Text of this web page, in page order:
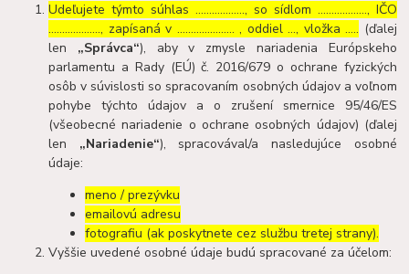
Udeľujete týmto súhlas ……………..., so sídlom ………………, IČO
………………., zapísaná v ………………… , oddiel …, vložka ….. (ďalej
len „Správca“), aby v zmysle nariadenia Európskeho
parlamentu a Rady (EÚ) č. 2016/679 o ochrane fyzických
osôb v súvislosti so spracovaním osobných údajov a voľnom
pohybe týchto údajov a o zrušení smernice 95/46/ES
(všeobecné nariadenie o ochrane osobných údajov) (ďalej
len „Nariadenie“), spracovával/a nasledujúce osobné
údaje:
meno / prezývku
emailovú adresu
fotografiu (ak poskytnete cez službu tretej strany).
Vyššie uvedené osobné údaje budú spracované za účelom: